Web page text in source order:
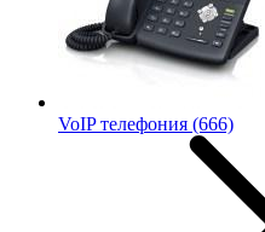
VoIP телефония (666)